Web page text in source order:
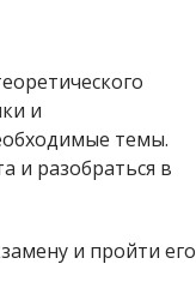
и
темы.
и разобраться в
и пройти его